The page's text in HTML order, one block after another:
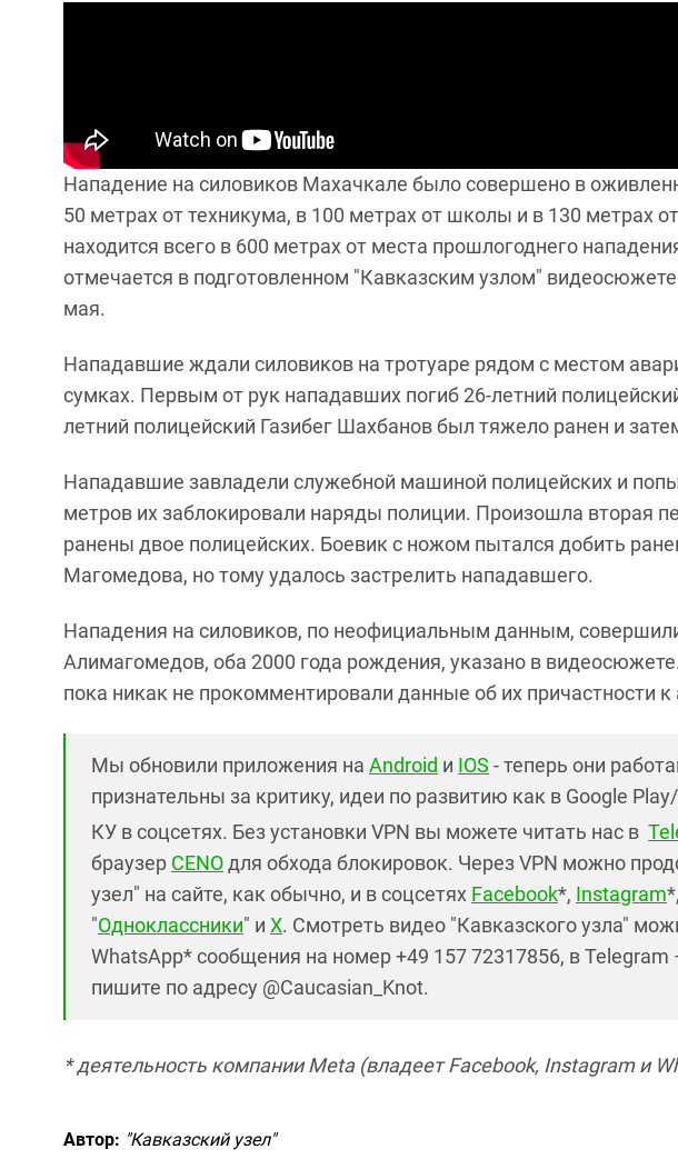
Нападение на силовиков Махачкале было совершено в
50 метрах от техникума, в 100 метрах от школы и в 130 метрах
находится всего в 600 метрах от места прошлогоднего
отмечается в подготовленном "Кавказским узлом"
мая.
Нападавшие ждали силовиков на тротуаре рядом с местом
сумках. Первым от рук нападавших погиб 26-летний
летний полицейский Газибег Шахбанов был тяжело ранен и
Нападавшие завладели служебной машиной полицейских и
метров их заблокировали наряды полиции. Произошла вторая
ранены двое полицейских. Боевик с ножом пытался добить
Магомедова, но тому удалось застрелить нападавшего.
Нападения на силовиков, по неофициальным данным,
Алимагомедов, оба 2000 года рождения, указано в
пока никак не прокомментировали данные об их причастности к
Мы обновили приложения на Android и IOS - теперь они
признательны за критику, идеи по развитию как в Google
КУ в соцсетях. Без установки VPN вы можете читать нас в
браузер CENOдля обхода блокировок. Через VPN можно
узел" на сайте, как обычно, и в соцсетях Facebook*, Instagram
"Одноклассники" и X. Смотреть видео "Кавказского узла"
WhatsApp* сообщения на номер +49 157 72317856, в
пишите по адресу @Caucasian_Knot.
* деятельность компании Meta (владеет Facebook, Instagram и
Автор: "Кавказский узел"